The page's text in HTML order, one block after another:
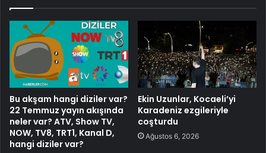
Bu akşam hangi diziler var?
22 Temmuz yayın akışında
neler var? ATV, Show TV,
NOW, TV8, TRT1, Kanal D,
hangi diziler var?
Ekin Uzunlar, Kocaeli’yi
Karadeniz ezgileriyle
coşturdu
Ağustos 6, 2026